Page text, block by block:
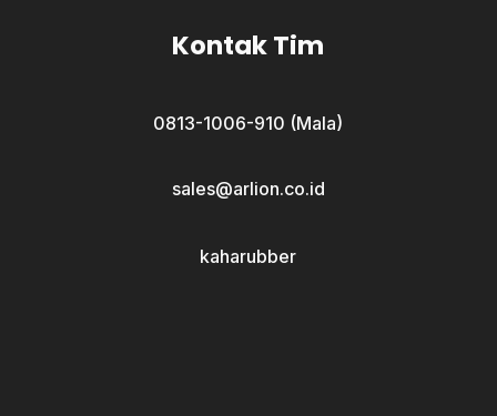
Kontak Tim
0813-1006-910 (Mala)
sales@arlion.co.id
kaharubber